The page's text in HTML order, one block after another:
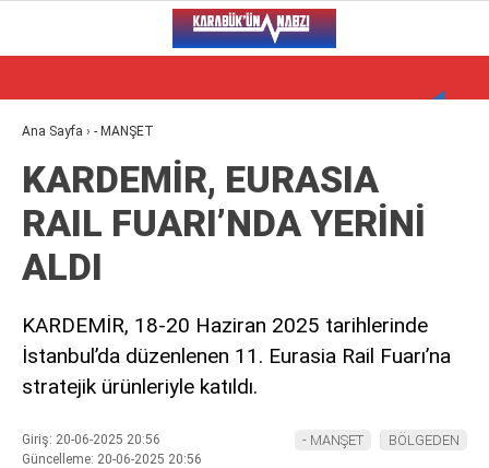
30.3°
VİDEO
ALT MANŞET
GÜNCEL
BÖLGEDEN
SPOR
SERVISLER
Ana Sayfa › - MANŞET
KARDEMİR, EURASIA
RAIL FUARI’NDA YERİNİ
ALDI
KARDEMİR, 18-20 Haziran 2025 tarihlerinde
İstanbul’da düzenlenen 11. Eurasia Rail Fuarı’na
stratejik ürünleriyle katıldı.
Giriş: 20-06-2025 20:56
Güncelleme: 20-06-2025 20:56
- MANŞET BÖLGEDEN